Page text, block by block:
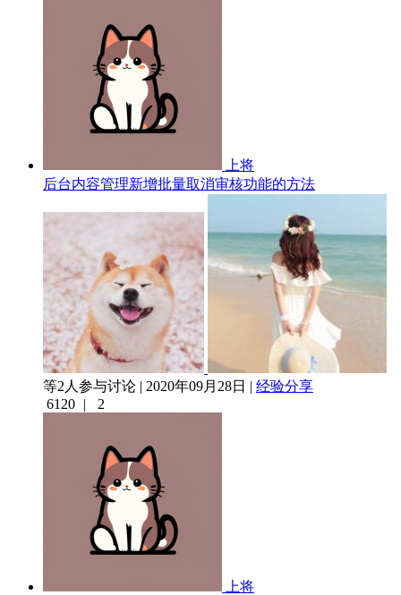
上将
后台内容管理新增批量取消审核功能的方法
等2人参与讨论 | 2020年09月28日 | 经验分享
6120 | 2
上将